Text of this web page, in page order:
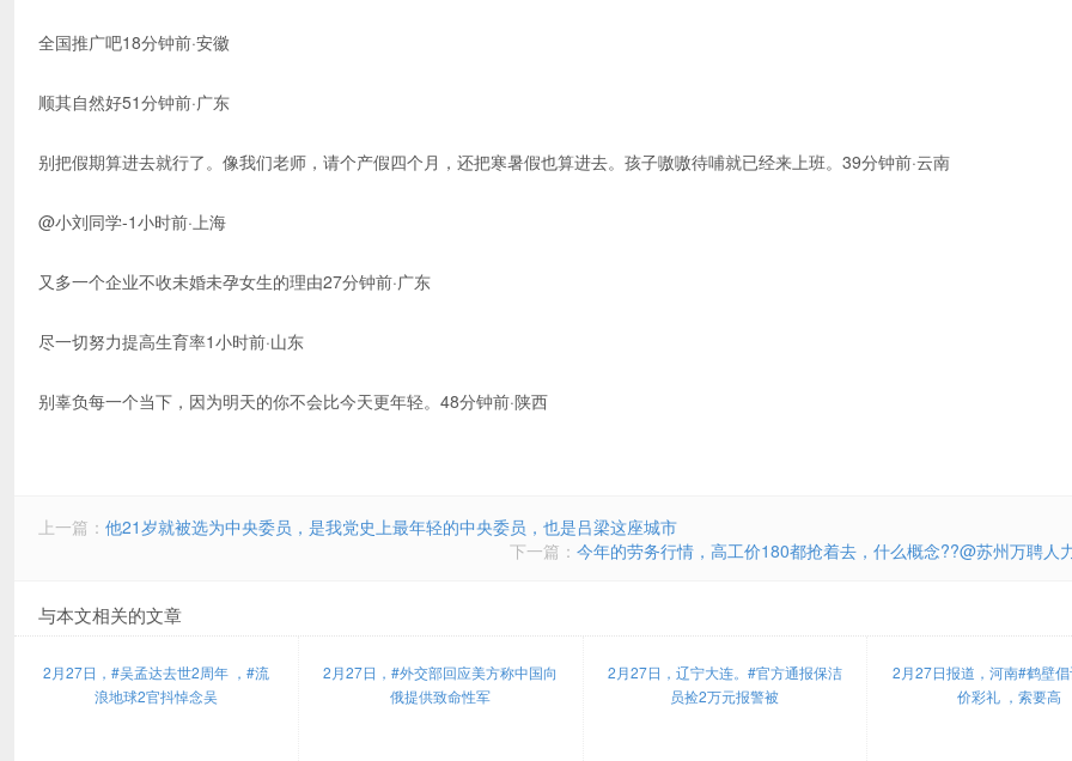
全国推广吧18分钟前·安徽
顺其自然好51分钟前·广东
别把假期算进去就行了。像我们老师，请个产假四个月，还把寒暑假也算进去。孩子嗷嗷待哺就已经来上班。39分钟前·云南
@小刘同学-1小时前·上海
又多一个企业不收未婚未孕女生的理由27分钟前·广东
尽一切努力提高生育率1小时前·山东
别辜负每一个当下，因为明天的你不会比今天更年轻。48分钟前·陕西
上一篇： 他21岁就被选为中央委员，是我党史上最年轻的中央委员，也是吕梁这座城市
下一篇： 今年的劳务行情，高工价180都抢着去，什么概念??@苏州万聘人
与本文相关的文章
2月27日，#吴孟达去世2周年 ，#流
浪地球2官抖悼念吴
2月27日，#外交部回应美方称中国向
俄提供致命性军
2月27日，辽宁大连。#官方通报保洁
员捡2万元报警被
2月27日报道，河南#鹤壁
价彩礼 ，索要高